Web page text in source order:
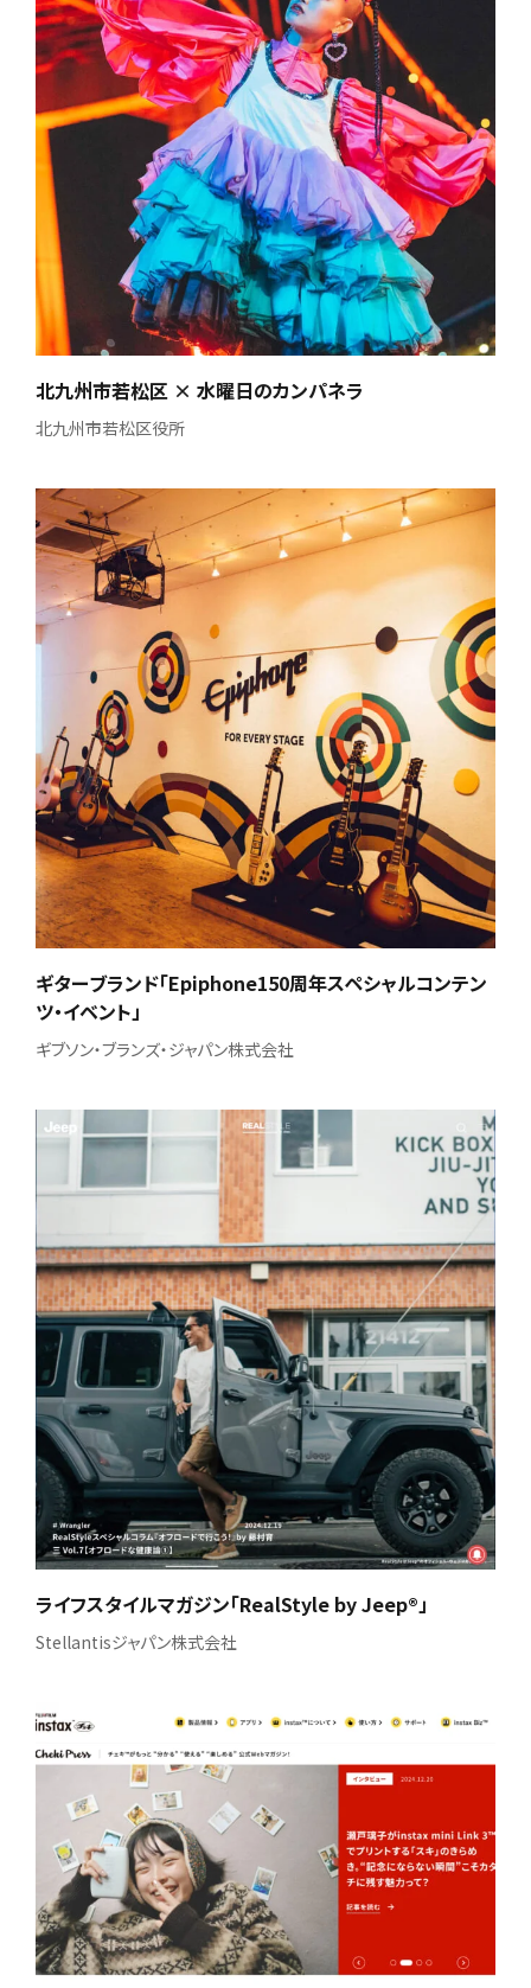
北九州市若松区 × 水曜日のカンパネラ
北九州市若松区役所
ギターブランド「Epiphone150周年スペシャルコンテン
ツ・イベント」
ギブソン・ブランズ・ジャパン株式会社
ライフスタイルマガジン「RealStyle by Jeep®」
Stellantisジャパン株式会社